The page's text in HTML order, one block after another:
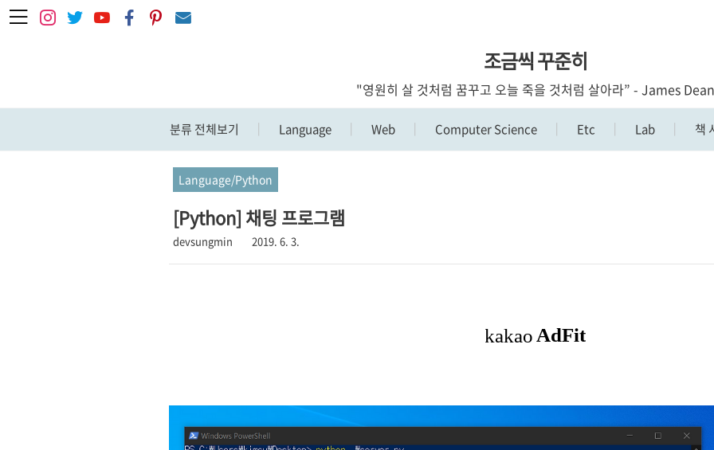
본문 바로가기
조금씩 꾸준히
"영원히 살 것처럼 꿈꾸고 오늘 죽을 것처럼 살아라” - James Dean
분류 전체보기 Language Web Computer Science Etc Lab 책
Language/Python
[Python] 채팅 프로그램
devsungmin 2019. 6. 3.